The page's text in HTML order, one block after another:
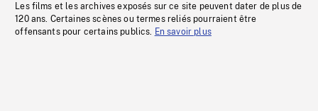
Les films et les archives exposés sur ce site peuvent dater de plus de
120 ans. Certaines scènes ou termes reliés pourraient être
offensants pour certains publics. En savoir plus